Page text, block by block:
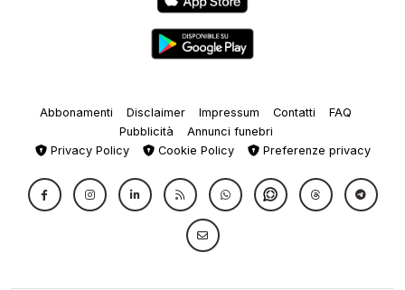
Abbonamenti Disclaimer Impressum Contatti
FAQ
Pubblicità
Annunci funebri
Privacy Policy
Cookie Policy Preferenze privacy